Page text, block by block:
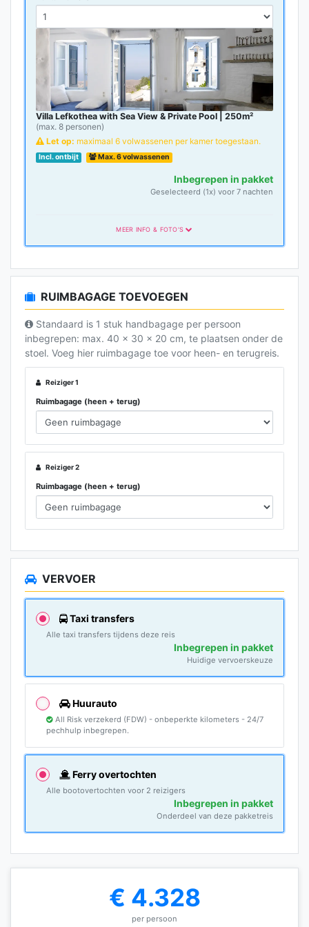
Villa Lefkothea with Sea View & Private Pool | 250m²
(max. 8 personen)
Let op: maximaal 6 volwassenen per kamer toegestaan.
Incl. ontbijt Max. 6 volwassenen
Inbegrepen in pakket
Geselecteerd (1x) voor 7 nachten
MEER INFO & FOTO'S
RUIMBAGAGE TOEVOEGEN
Standaard is 1 stuk handbagage per persoon
inbegrepen: max. 40 x 30 x 20 cm, te plaatsen onder de
stoel. Voeg hier ruimbagage toe voor heen- en terugreis.
Reiziger 1
Ruimbagage (heen + terug)
Reiziger 2
Ruimbagage (heen + terug)
VERVOER
Taxi transfers
Alle taxi transfers tijdens deze reis
Inbegrepen in pakket
Huidige vervoerskeuze
Huurauto
All Risk verzekerd (FDW) - onbeperkte kilometers - 24/7
pechhulp inbegrepen.
Ferry overtochten
Alle bootovertochten voor 2 reizigers
Inbegrepen in pakket
Onderdeel van deze pakketreis
€ 4.328
per persoon